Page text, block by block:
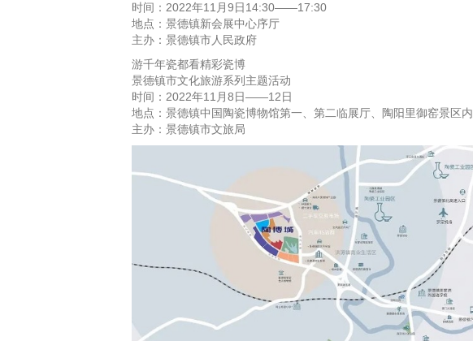
时间：2022年11月9日14:30——17:30
地点：景德镇新会展中心序厅
主办：景德镇市人民政府
游千年瓷都看精彩瓷博
景德镇市文化旅游系列主题活动
时间：2022年11月8日——12日
地点：景德镇中国陶瓷博物馆第一、第二临展厅、陶阳里御窑景区内
主办：景德镇市文旅局